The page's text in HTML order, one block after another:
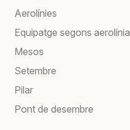
Aerolínies
Equipatge segons aerolínia
Mesos
Setembre
Pilar
Pont de desembre